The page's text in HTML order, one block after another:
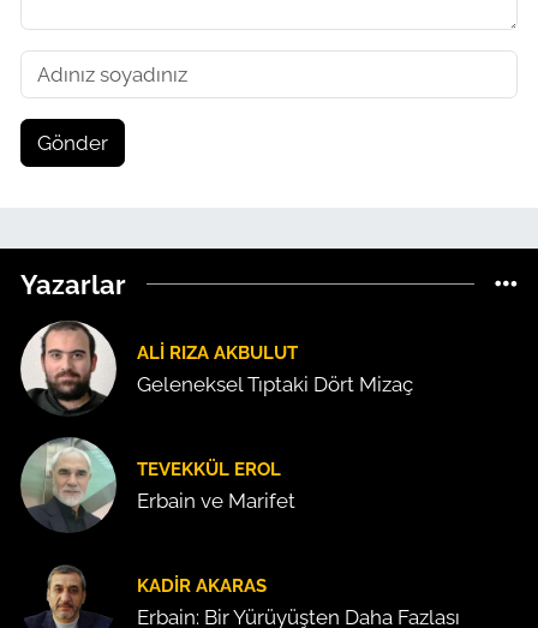
Gönder
Yazarlar
ALI RIZA AKBULUT
Geleneksel Tıptaki Dört Mizaç
TEVEKKÜL EROL
Erbain ve Marifet
KADIR AKARAS
Erbain: Bir Yürüyüşten Daha Fazlası